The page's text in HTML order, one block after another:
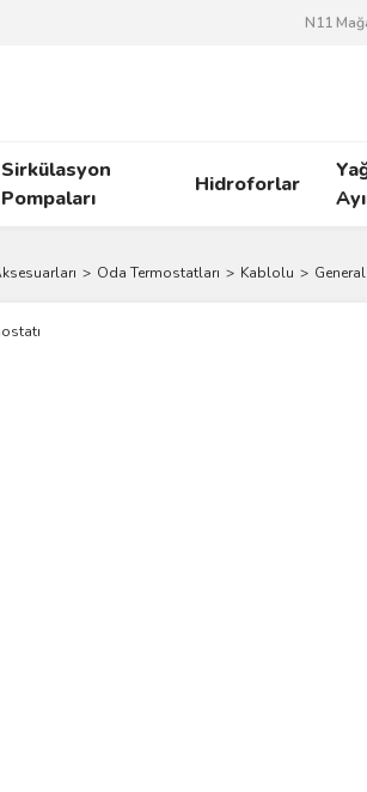
N11
Sirkülasyon
Pompaları
Hidroforlar
Oda Termostatları Kablolu